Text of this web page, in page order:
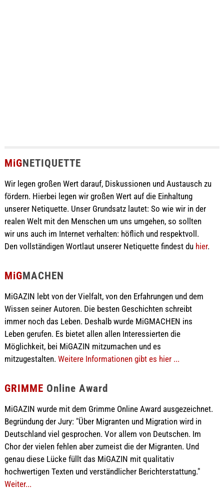
MiGNETIQUETTE
Wir legen großen Wert darauf, Diskussionen und Austausch zu
fördern. Hierbei legen wir großen Wert auf die Einhaltung
unserer Netiquette. Unser Grundsatz lautet: So wie wir in der
realen Welt mit den Menschen um uns umgehen, so sollten
wir uns auch im Internet verhalten: höflich und respektvoll.
Den vollständigen Wortlaut unserer Netiquette findest du hier.
MiGMACHEN
MiGAZIN lebt von der Vielfalt, von den Erfahrungen und dem
Wissen seiner Autoren. Die besten Geschichten schreibt
immer noch das Leben. Deshalb wurde MiGMACHEN ins
Leben gerufen. Es bietet allen allen Interessierten die
Möglichkeit, bei MiGAZIN mitzumachen und es
mitzugestalten. Weitere Informationen gibt es hier ...
GRIMME Online Award
MiGAZIN wurde mit dem Grimme Online Award ausgezeichnet.
Begründung der Jury: "Über Migranten und Migration wird in
Deutschland viel gesprochen. Vor allem von Deutschen. Im
Chor der vielen fehlen aber zumeist die der Migranten. Und
genau diese Lücke füllt das MiGAZIN mit qualitativ
hochwertigen Texten und verständlicher Berichterstattung."
Weiter...